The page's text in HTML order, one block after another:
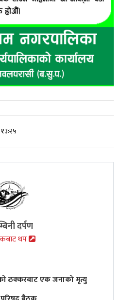
दर्पण
थप
ठक्करबाट एक जनाको मृत्यु